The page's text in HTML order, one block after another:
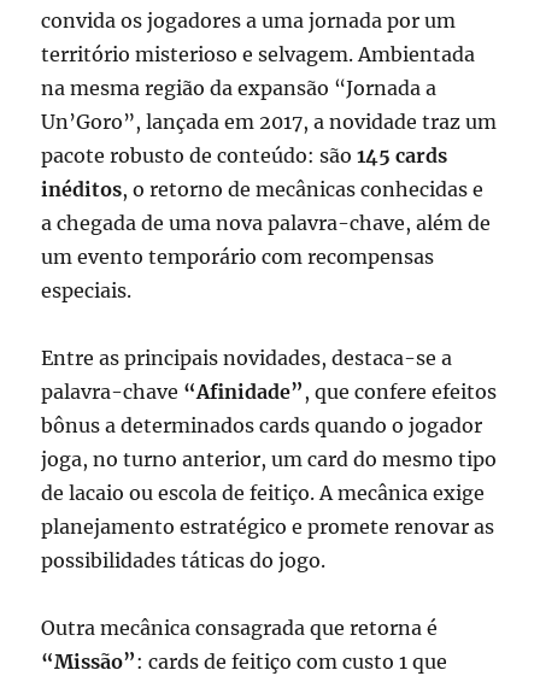
convida os jogadores a uma jornada por um
território misterioso e selvagem. Ambientada
na mesma região da expansão “Jornada a
Un’Goro”, lançada em 2017, a novidade traz um
pacote robusto de conteúdo: são145 cards
inéditos, o retorno de mecânicas conhecidas e
a chegada de uma nova palavra-chave, além de
um evento temporário com recompensas
especiais.
Entre as principais novidades, destaca-se a
palavra-chave “Afinidade” , que confere efeitos
bônus a determinados cards quando o jogador
joga, no turno anterior, um card do mesmo tipo
de lacaio ou escola de feitiço. A mecânica exige
planejamento estratégico e promete renovar as
possibilidades táticas do jogo.
Outra mecânica consagrada que retorna é
“Missão”: cards de feitiço com custo 1 que